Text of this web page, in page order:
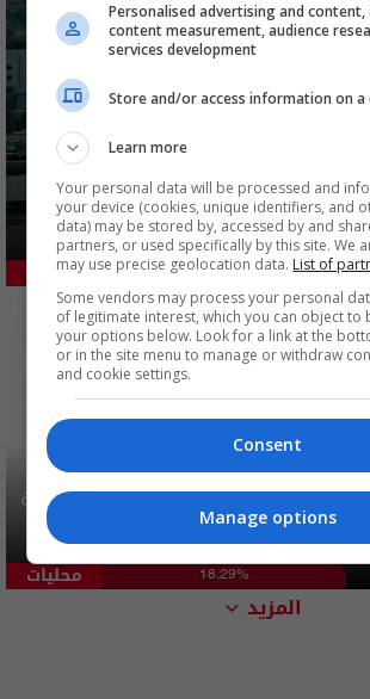
بغداد ليلة امس وفجر اليوم
أمن 51.38%
يخص "لم الشمل" وتعديل استمارة قرعة
محليات 18.29%
المزيد
Personalised advertising and
content measurement, audience
services development
Store and/or access information on a
Learn more
Your personal data will be processed and
your device (cookies, unique identifiers, and
data) may be stored by, accessed by and
partners, or used specifically by this site. We
may use precise geolocation data. List of
Some vendors may process your personal
of legitimate interest, which you can object to
your options below. Look for a link at the
or in the site menu to manage or withdraw
and cookie settings.
Consent
Manage options